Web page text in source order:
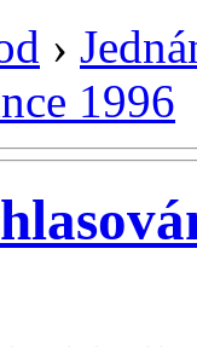
›
1996